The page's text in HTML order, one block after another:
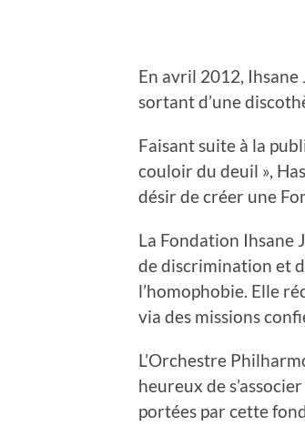
En avril 2012, Ihsane
sortant d’une
Faisant suite à la
couloir du deuil »,
désir de créer une
La Fondation Ihsane
de discrimination et
l’homophobie. Elle
via des missions
L’Orchestre
heureux de
portées par cette